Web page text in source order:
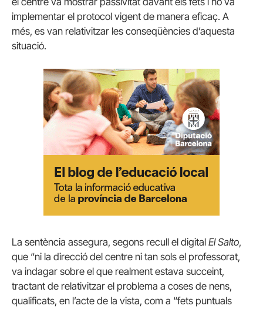
implementar el protocol vigent de manera eficaç. A
més, es van relativitzar les conseqüències d’aquesta
situació.
La sentència assegura, segons recull el digital El Salto,
que “ni la direcció del centre ni tan sols el professorat,
va indagar sobre el que realment estava succeint,
tractant de relativitzar el problema a coses de nens,
qualificats, en l’acte de la vista, com a “fets puntuals